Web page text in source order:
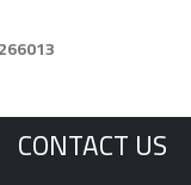
CONTACT US